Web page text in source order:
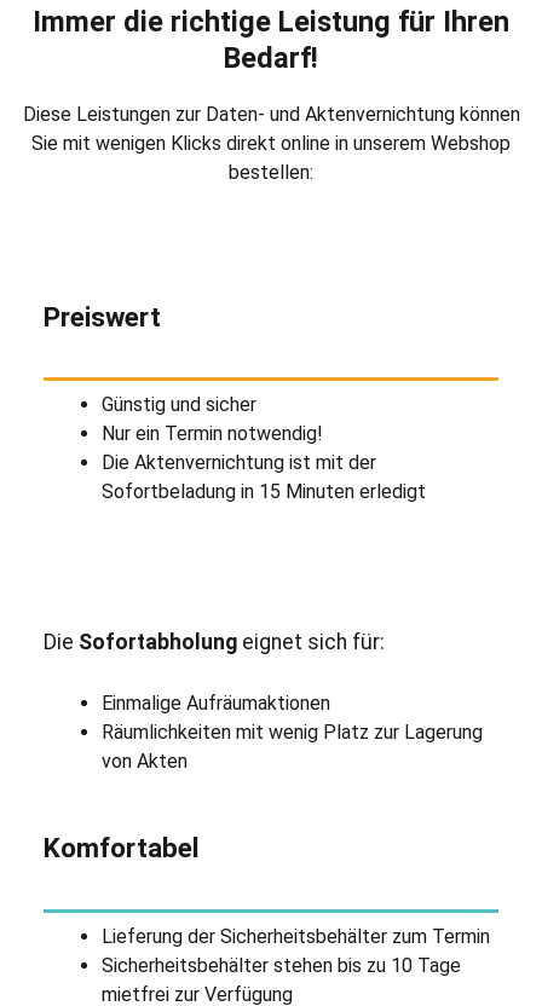
Immer die richtige Leistung für Ihren
Bedarf!
Diese Leistungen zur Daten- und Aktenvernichtung können
Sie mit wenigen Klicks direkt online in unserem Webshop
bestellen:
Preiswert
Günstig und sicher
Nur ein Termin notwendig!
Die Aktenvernichtung ist mit der
Sofortbeladung in 15 Minuten erledigt
Die Sofortabholungeignet sich für:
Einmalige Aufräumaktionen
Räumlichkeiten mit wenig Platz zur Lagerung
von Akten
Komfortabel
Lieferung der Sicherheitsbehälter zum Termin
Sicherheitsbehälter stehen bis zu 10 Tage
mietfrei zur Verfügung